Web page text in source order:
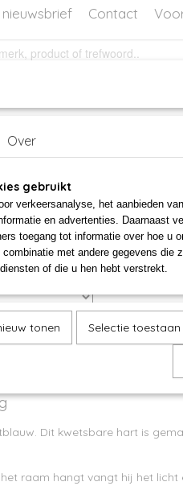
nieuwsbrief Contact
lichtblauw
Dit kwetsbare hart is
raam hangt vangt hij het
Over
gebruikt
verkeersanalyse, het aanbieden
en advertenties. Daarnaast
toegang tot informatie over hoe u
met andere gegevens die
of die u hen hebt verstrekt.
tonen Selectie toestaan